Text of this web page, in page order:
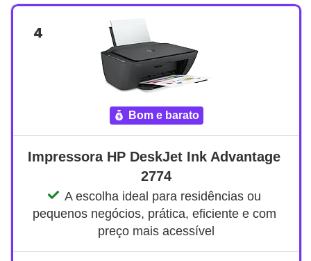
4
bom e barato
Impressora HP DeskJet Ink Advantage
2774
A escolha ideal para residências ou
pequenos negócios, prática, eficiente e com
preço mais acessível